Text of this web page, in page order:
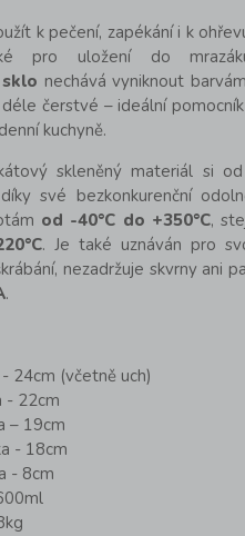
k pečení, zapékání i k
pro uložení do
nechává vyniknout
čerstvé – ideální
kuchyně.
skleněný materiál si
své bezkonkurenční
od -40°C do +350°C,
. Je také uznáván pro
nezadržuje skvrny ani
.
24cm (včetně uch)
- 22cm
– 19cm
- 18cm
- 8cm